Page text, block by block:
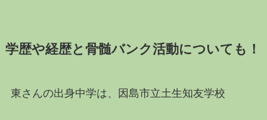
学歴や経歴と骨髄バンク活動についても！
東さんの出身中学は、因島市立土生知友学校